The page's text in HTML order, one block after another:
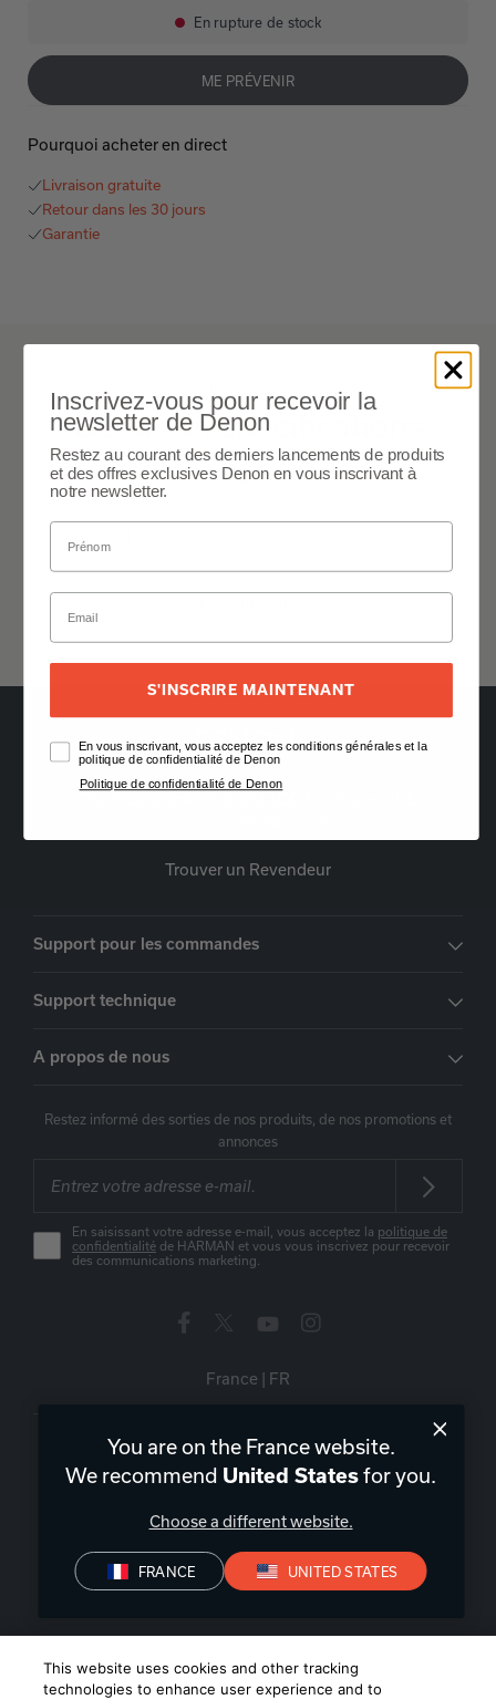
Disponibilité:
En rupture de stock
ME PRÉVENIR
Pourquoi acheter en direct
Livraison gratuite
Retour dans les 30 jours
Garantie
Détails et spécifications
Développer tout
Général
Trouver un Revendeur
Support pour les commandes
Support technique
A propos de nous
Restez informé des sorties de nos produits, de nos promotions et
annonces
En saisissant votre adresse e-mail, vous acceptez la politique de
confidentialité de HARMAN et vous vous inscrivez pour recevoir
des communications marketing.
France | FR
2026
Harman International Industries, Incorporated. All rights
You are on the France website.
We recommend United Statesfor you.
Choose a different website.
FRANCE UNITED STATES
This website uses cookies and other tracking
technologies to enhance user experience and to
Inscrivez-vous pour recevoir la
newsletter de Denon
Restez au courant des derniers lancements de produits
et des offres exclusives Denon en vous inscrivant à
notre newsletter.
S'INSCRIRE MAINTENANT
En vous inscrivant, vous acceptez les conditions générales et la
politique de confidentialité de Denon
Politique de confidentialité de Denon